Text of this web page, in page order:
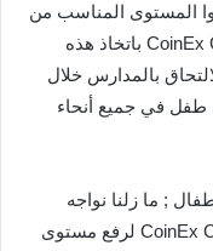
المستوى المناسب من
التعليم الذي يستحقونه بحق قامت CoinEx Charity باتخاذ هذه
بالمدارس خلال
; لا يزال 126 مليون طفل في جميع أنحاء
; ما زلنا نواجه
العديد من التحديات الكبيرة. تخطط CoinEx Charity لرفع مستوى